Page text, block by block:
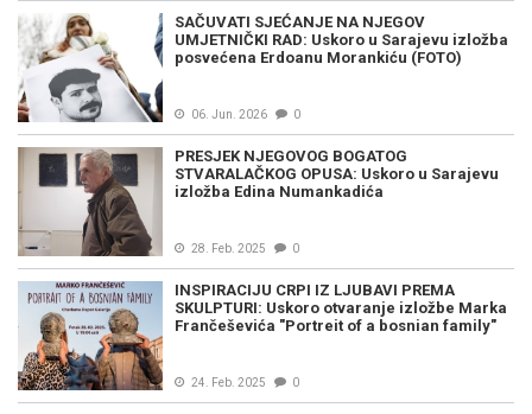
SAČUVATI SJEĆANJE NA NJEGOV
UMJETNIČKI RAD: Uskoro u Sarajevu izložba
posvećena Erdoanu Morankiću (FOTO)
06. Jun. 2026 0
PRESJEK NJEGOVOG BOGATOG
STVARALAČKOG OPUSA: Uskoro u Sarajevu
izložba Edina Numankadića
28. Feb. 2025 0
INSPIRACIJU CRPI IZ LJUBAVI PREMA
SKULPTURI: Uskoro otvaranje izložbe Marka
Frančeševića "Portreit of a bosnian family"
24. Feb. 2025 0